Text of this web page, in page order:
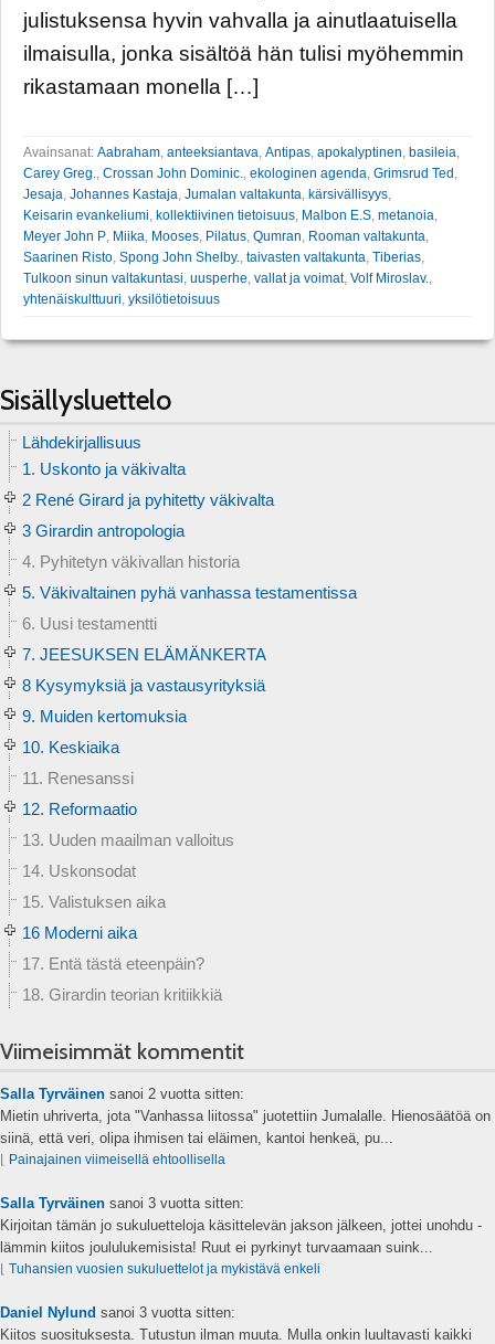
julistuksensa hyvin vahvalla ja ainutlaatuisella
ilmaisulla, jonka sisältöä hän tulisi myöhemmin
rikastamaan monella […]
Avainsanat: Aabraham anteeksiantava Antipas apokalyptinen basileia
Carey Greg.
Crossan John Dominic. ekologinen agenda Grimsrud Ted
Jesaja Johannes Kastaja Jumalan valtakunta kärsivällisyys
Keisarin evankeliumi kollektiivinen tietoisuus Malbon E.S metanoia
Meyer John P Miika Mooses Pilatus Qumran Rooman valtakunta
Saarinen Risto Spong John Shelby. taivasten valtakunta Tiberias
Tulkoon sinun valtakuntasi uusperhe vallat ja voimat, Volf Miroslav.
yhtenäiskulttuuri yksilötietoisuus
Sisällysluettelo
Lähdekirjallisuus
1. Uskonto ja väkivalta
2 René Girard ja pyhitetty väkivalta
3 Girardin antropologia
4. Pyhitetyn väkivallan historia
5. Väkivaltainen pyhä vanhassa testamentissa
6. Uusi testamentti
7. JEESUKSEN ELÄMÄNKERTA
8 Kysymyksiä ja vastausyrityksiä
9. Muiden kertomuksia
10. Keskiaika
11. Renesanssi
12. Reformaatio
13. Uuden maailman valloitus
14. Uskonsodat
15. Valistuksen aika
16 Moderni aika
17. Entä tästä eteenpäin?
18. Girardin teorian kritiikkiä
Viimeisimmät kommentit
Salla Tyrväinen sanoi 2 vuotta sitten:
Mietin uhriverta, jota "Vanhassa liitossa" juotettiin Jumalalle. Hienosäätöä on
siinä, että veri, olipa ihmisen tai eläimen, kantoi henkeä, pu...
⌊ Painajainen viimeisellä ehtoollisella
Salla Tyrväinen sanoi 3 vuotta sitten:
Kirjoitan tämän jo sukuluetteloja käsittelevän jakson jälkeen, jottei unohdu -
lämmin kiitos joululukemisista! Ruut ei pyrkinyt turvaamaan suink...
⌊ Tuhansien vuosien sukuluettelot ja mykistävä enkeli
Daniel Nylund sanoi 3 vuotta sitten:
Kiitos suosituksesta. Tutustun ilman muuta. Mulla onkin luultavasti kaikki